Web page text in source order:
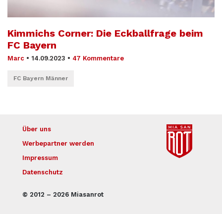
Kimmichs Corner: Die Eckballfrage beim
FC Bayern
Marc • 14.09.2023 • 47 Kommentare
FC Bayern Männer
© 2012 – 2026 Miasanrot
Über uns
Werbepartner werden
Impressum
Datenschutz